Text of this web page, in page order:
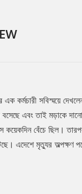
কর্মচারী সবিস্ময়ে
এবং তাই মড়াকে
বেঁচে ছিল।
এদেশে মৃত্যুর